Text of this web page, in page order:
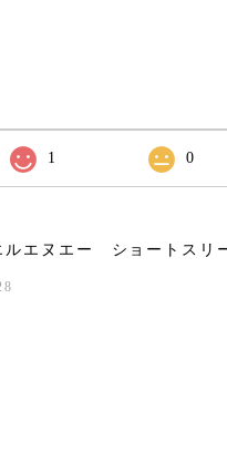
1 0
エヌエー ショートスリ